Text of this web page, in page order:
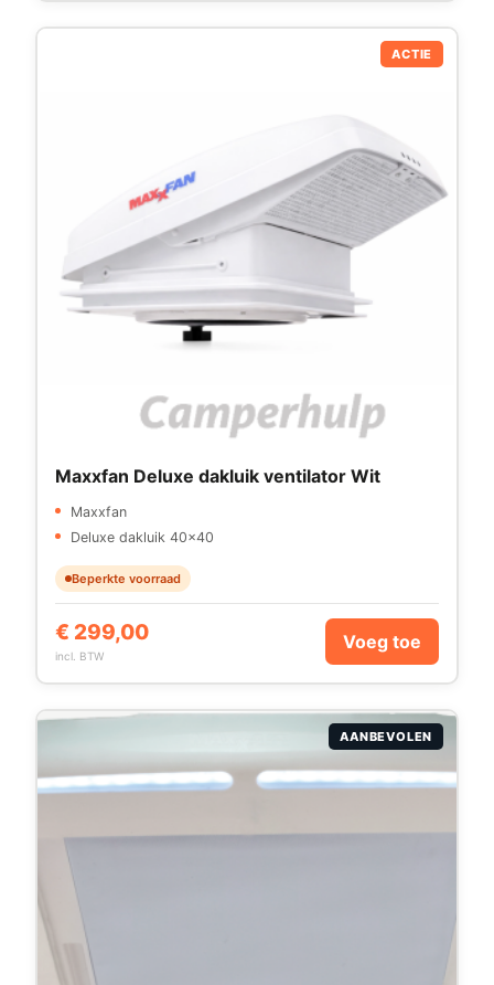
ACTIE
Maxxfan Deluxe dakluik ventilator Wit
Maxxfan
Deluxe dakluik 40×40
Beperkte voorraad
€ 299,00
incl. BTW
Voeg toe
AANBEVOLEN